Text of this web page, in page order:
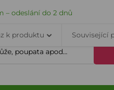
DOPRAVA A
– odeslání do 2 dnů
k produktu Související